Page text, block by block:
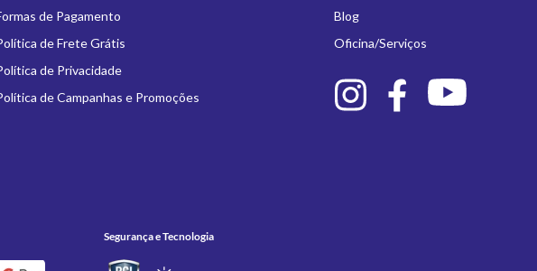
de Pagamento
de Frete Grátis
de Privacidade
de Campanhas e Promoções
Blog
Oficina/Serviços
Segurança e Tecnologia